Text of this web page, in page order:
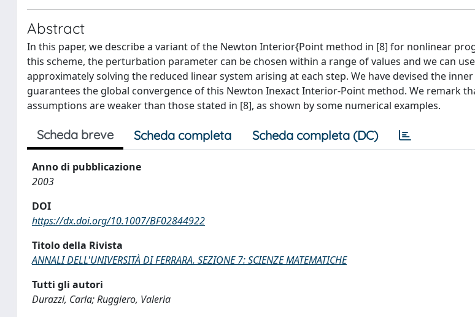
Abstract
In this paper, we describe a variant of the Newton Interior{Point method in [8] for nonlinear
this scheme, the perturbation parameter can be chosen within a range of values and we can
approximately solving the reduced linear system arising at each step. We have devised the
guarantees the global convergence of this Newton Inexact Interior-Point method. We remark
assumptions are weaker than those stated in [8], as shown by some numerical examples.
Scheda breve Scheda completa Scheda completa (DC)
Anno di pubblicazione
2003
DOI
https://dx.doi.org/10.1007/BF02844922
Titolo della Rivista
ANNALI DELL'UNIVERSITÀ DI FERRARA. SEZIONE 7: SCIENZE MATEMATICHE
Tutti gli autori
Durazzi, Carla; Ruggiero, Valeria